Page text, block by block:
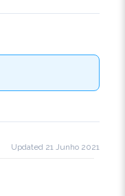
Updated 21 Junho 2021